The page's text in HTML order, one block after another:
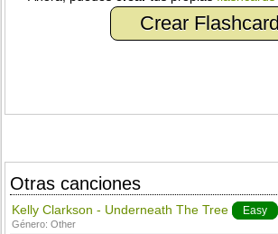
Crear Flashcard
Otras canciones
Kelly Clarkson - Underneath The Tree Easy
Género:Other